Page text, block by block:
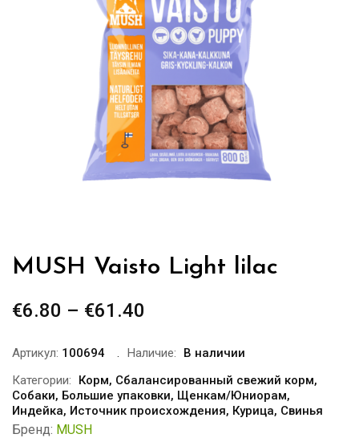
MUSH Vaisto Light lilac
€6.80 – €61.40
€6.80
–
€61.40
Артикул: 100694 Наличие:
В наличии
Категории:
Корм, Сбалансированный свежий корм,
Собаки, Большие упаковки, Щенкам/Юниорам,
Индейка, Источник происхождения, Курица, Свинья
Бренд: MUSH